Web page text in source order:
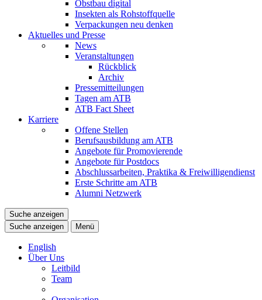
Obstbau digital
Insekten als Rohstoffquelle
Verpackungen neu denken
Aktuelles und Presse
News
Veranstaltungen
Rückblick
Archiv
Pressemitteilungen
Tagen am ATB
ATB Fact Sheet
Karriere
Offene Stellen
Berufsausbildung am ATB
Angebote für Promovierende
Angebote für Postdocs
Abschlussarbeiten, Praktika & Freiwilligendienst
Erste Schritte am ATB
Alumni Netzwerk
Suche anzeigen
Suche anzeigen
Menü
English
Über Uns
Leitbild
Team